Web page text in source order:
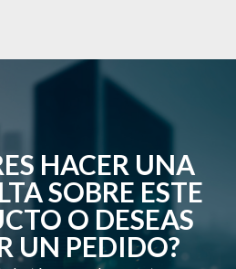
HACER UNA
SOBRE ESTE
O DESEAS
UN PEDIDO?